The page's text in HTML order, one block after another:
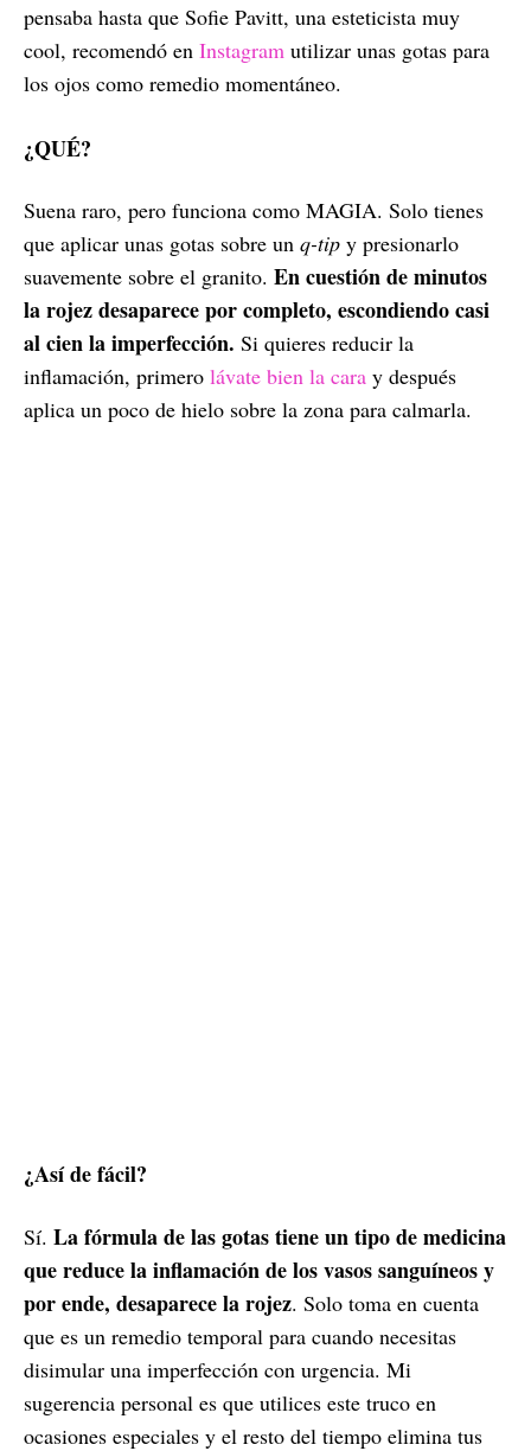
pensaba hasta que Sofie Pavitt, una esteticista muy
cool, recomendó en Instagram utilizar unas gotas para
los ojos como remedio momentáneo.
¿QUÉ?
Suena raro, pero funciona como MAGIA. Solo tienes
que aplicar unas gotas sobre un q-tip y presionarlo
suavemente sobre el granito. En cuestión de minutos
la rojez desaparece por completo, escondiendo casi
al cien la imperfección. Si quieres reducir la
inflamación, primero lávate bien la cara y después
aplica un poco de hielo sobre la zona para calmarla.
¿Así de fácil?
Sí. La fórmula de las gotas tiene un tipo de medicina
que reduce la inflamación de los vasos sanguíneos y
por ende, desaparece la rojez. Solo toma en cuenta
que es un remedio temporal para cuando necesitas
disimular una imperfección con urgencia. Mi
sugerencia personal es que utilices este truco en
ocasiones especiales y el resto del tiempo elimina tus